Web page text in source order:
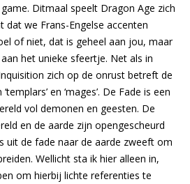
Ditmaal speelt Dragon Age zich
dat we Frans-Engelse accenten
of niet, dat is geheel aan jou, maar
het unieke sfeertje. Net als in
zich op de onrust betreft de
en ‘mages’. De Fade is een
vol demonen en geesten. De
en de aarde zijn opengescheurd
uit de fade naar de aarde zweeft om
Wellicht sta ik hier alleen in,
om hierbij lichte referenties te